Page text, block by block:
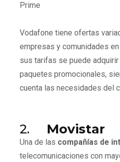
Prime
Vodafone tiene ofertas
empresas y comunidades en
sus tarifas se puede
paquetes promocionales,
cuenta las necesidades del
2. Movistar
Una de las compañías de
telecomunicaciones con